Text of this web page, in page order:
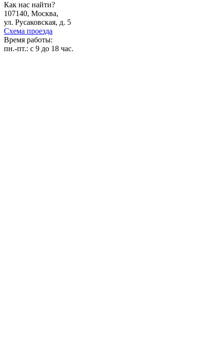
Как нас найти?
107140, Москва,
ул. Русаковская, д. 5
Схема проезда
Время работы:
пн.-пт.: с 9 до 18 час.